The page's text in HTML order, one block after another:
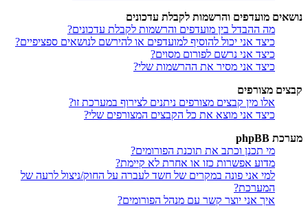
נושאים מועדפים והרשמות לקבלת עדכונים
מה ההבדל בין מועדפים והרשמות לקבלת עדכונים?
כיצד אני יכול להוסיף למועדפים או להירשם לנושאים ספציפיים?
כיצד אני נרשם לפורום מסוים?
כיצד אני מסיר את ההרשמות שלי?
קבצים מצורפים
אלו מין קבצים מצורפים ניתנים לצירוף במערכת זו?
כיצד אני מוצא את כל הקבצים המצורפים שלי?
מערכת phpBB
מי תכנן וכתב את תוכנת הפורומים?
מדוע אפשרות כזו או אחרת לא קיימת?
למי אני פונה במקרים של חשד לעברה על החוק/ניצול לרעה של
המערכת?
איך אני יוצר קשר עם מנהל הפורומים?